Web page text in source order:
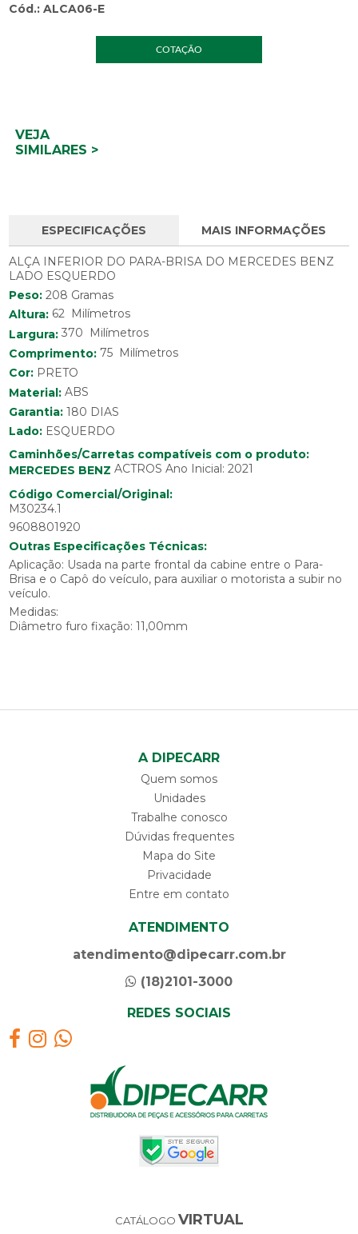
Cód.: ALCA06-E
COTAÇÃO
VEJA
SIMILARES >
ESPECIFICAÇÕES MAIS INFORMAÇÕES
ALÇA INFERIOR DO PARA-BRISA DO MERCEDES BENZ
LADO ESQUERDO
Peso: 208 Gramas
Altura: 62 Milímetros
Largura: 370 Milímetros
Comprimento: 75 Milímetros
Cor: PRETO
Material: ABS
Garantia: 180 DIAS
Lado: ESQUERDO
Caminhões/Carretas compatíveis com o produto:
MERCEDES BENZ ACTROS Ano Inicial: 2021
Código Comercial/Original:
M30234.1
9608801920
Outras Especificações Técnicas:
Aplicação: Usada na parte frontal da cabine entre o Para-
Brisa e o Capô do veículo, para auxiliar o motorista a subir no
veículo.
Medidas:
Diâmetro furo fixação: 11,00mm
A DIPECARR
Quem somos
Unidades
Trabalhe conosco
Dúvidas frequentes
Mapa do Site
Privacidade
Entre em contato
ATENDIMENTO
atendimento@dipecarr.com.br
(18)2101-3000
REDES SOCIAIS
CATÁLOGO VIRTUAL